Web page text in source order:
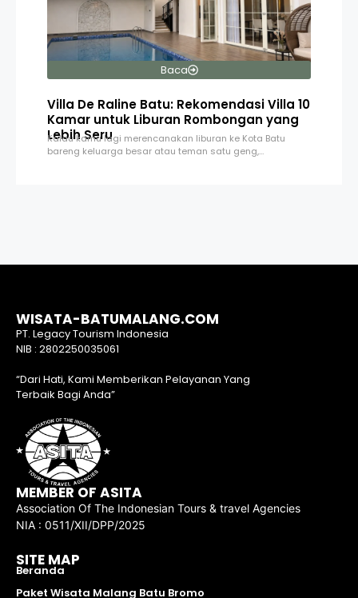
Baca
Villa De Raline Batu: Rekomendasi Villa 10
Kamar untuk Liburan Rombongan yang
Lebih Seru
Kalau kamu lagi merencanakan liburan ke Kota Batu
bareng keluarga besar atau teman satu geng,…
WISATA-BATUMALANG.COM
PT. Legacy Tourism Indonesia
NIB : 2802250035061
“Dari Hati, Kami Memberikan Pelayanan Yang
Terbaik Bagi Anda”
MEMBER OF ASITA
Association Of The Indonesian Tours & travel Agencies
NIA : 0511/XII/DPP/2025
SITE MAP
Beranda
Paket Wisata Malang Batu Bromo